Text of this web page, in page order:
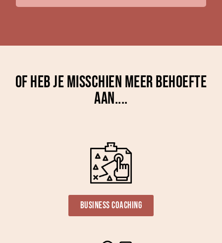
Of heb je misschien meer behoefte
aan....
Business Coaching